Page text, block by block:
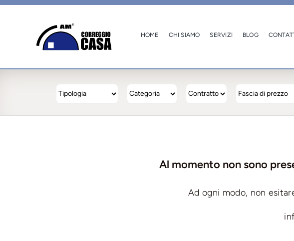
Salta
contenuto
HOME CHI SIAMO SERVIZI BLOG
Al momento non sono
Ad ogni modo, non